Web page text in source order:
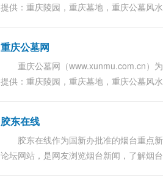
提供：重庆陵园，重庆墓地，重庆公墓风
重庆公墓网
重庆公墓网（www.xunmu.com.cn）
提供：重庆陵园，重庆墓地，重庆公墓风
胶东在线
胶东在线作为国新办批准的烟台重点
论坛网站，是网友浏览烟台新闻，了解烟